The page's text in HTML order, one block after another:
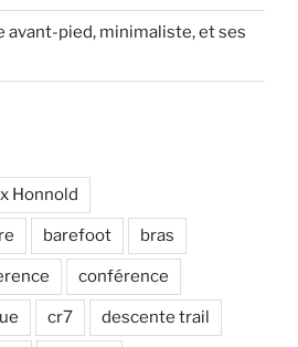
avant-pied, minimaliste, et ses
Honnold
barefoot bras
conférence
cr7 descente trail